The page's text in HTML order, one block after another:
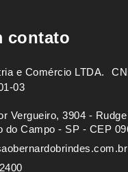
contato
e Comércio LTDA. ㅤㅤㅤ
03
Vergueiro, 3904 -
do Campo - SP - CEP